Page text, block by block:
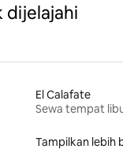
dijelajahi
El Calafate
Sewa tempat
Tampilkan lebih